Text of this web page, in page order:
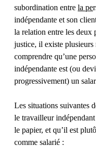
subordination entre la pe
indépendante et son
la relation entre les deux
justice, il existe plusieurs
comprendre qu’une
indépendante est (ou
progressivement) un
Les situations suivantes
le travailleur indépendant
le papier, et qu’il est
comme salarié :